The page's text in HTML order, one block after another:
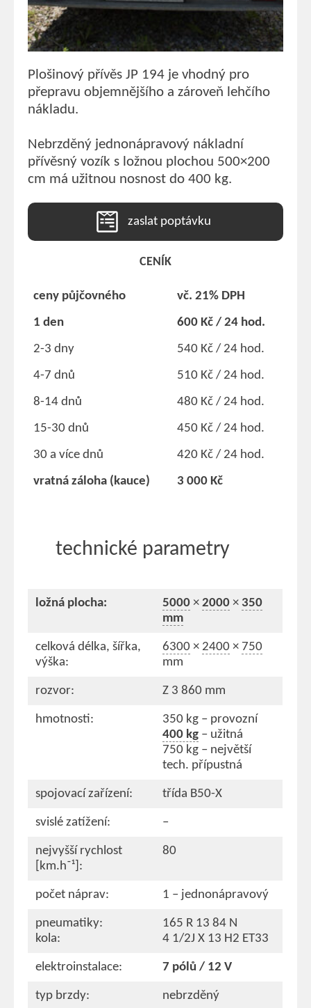
Plošinový přívěs JP 194 je vhodný pro
přepravu objemnějšího a zároveň lehčího
nákladu.
Nebrzděný jednonápravový nákladní
přívěsný vozík s ložnou plochou 500×200
cm má užitnou nosnost do 400 kg.
zaslat poptávku
CENÍK
ceny půjčovného
vč. 21% DPH
1 den
600 Kč / 24 hod.
2-3 dny
540 Kč / 24 hod.
4-7 dnů
510 Kč / 24 hod.
8-14 dnů
480 Kč / 24 hod.
15-30 dnů
450 Kč / 24 hod.
30 a více dnů
420 Kč / 24 hod.
vratná záloha (kauce)
3 000 Kč
technické parametry
ložná plocha: 5000× 2000× 350
mm
celková délka, šířka,
výška:
6300 × 2400 × 750
mm
rozvor: Z 3 860 mm
hmotnosti:
350 kg – provozní
400 kg– užitná
750 kg – největší
tech. přípustná
spojovací zařízení: třída B50-X
svislé zatížení: –
nejvyšší rychlost
[km.h⁻¹]:
80
počet náprav: 1 – jednonápravový
pneumatiky:
kola:
165 R 13 84 N
4 1/2J X 13 H2 ET33
elektroinstalace: 7 pólů / 12 V
typ brzdy: nebrzděný